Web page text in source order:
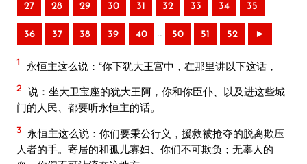
27 28 29 30 31 32 33 34 35
36 37 38 39 40 .. 50 51 52 ►
1 永恒主这么说：“你下犹大王宫中，在那里讲以下这话，
2 说：坐大卫宝座的犹大王阿，你和你臣仆、以及进这些城
门的人民、都要听永恒主的话。
3 永恒主这么说：你们要秉公行义，援救被抢夺的脱离欺压
人者的手。寄居的和孤儿寡妇、你们不可欺负；无辜人的